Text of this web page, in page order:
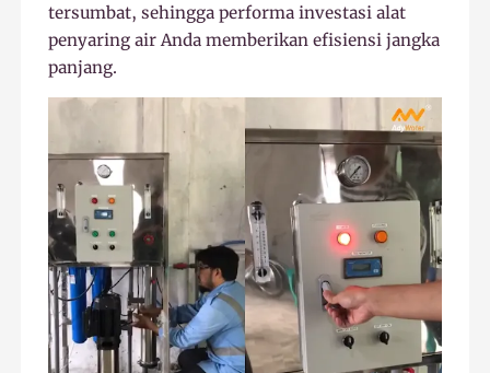
tersumbat, sehingga performa investasi alat
penyaring air Anda memberikan efisiensi jangka
panjang.